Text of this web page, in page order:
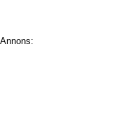
Annons: